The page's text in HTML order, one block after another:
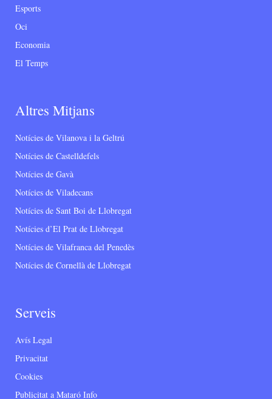
Esports
Oci
Economia
El Temps
Altres Mitjans
Notícies de Vilanova i la Geltrú
Notícies de Castelldefels
Notícies de Gavà
Notícies de Viladecans
Notícies de Sant Boi de Llobregat
Notícies d’El Prat de Llobregat
Notícies de Vilafranca del Penedès
Notícies de Cornellà de Llobregat
Serveis
Avís Legal
Privacitat
Cookies
Publicitat a Mataró Info